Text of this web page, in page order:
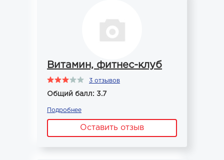
Витамин, фитнес-клуб
3 отзывов
Общий балл: 3.7
Подробнее
Оставить отзыв